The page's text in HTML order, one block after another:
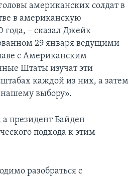
американских солдат в
в американскую
– сказал Джейк
29 января ведущими
с Американским
Штаты изучат эти
каждой из них, а затем
нашему выбору».
президент Байден
подхода к этим
разобраться с